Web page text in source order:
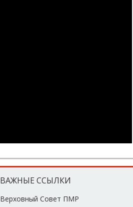
ВАЖНЫЕ ССЫЛКИ
Верховный Совет ПМР